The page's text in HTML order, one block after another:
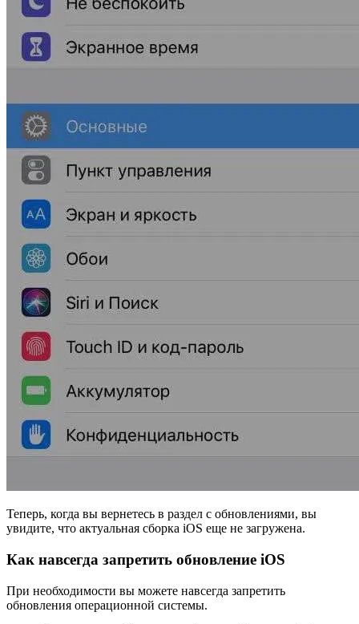
Теперь, когда вы вернетесь в раздел с обновлениями, вы
увидите, что актуальная сборка iOS еще не загружена.
Как навсегда запретить обновление iOS
При необходимости вы можете навсегда запретить
обновления операционной системы.